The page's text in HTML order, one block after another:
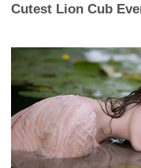
Cutest Lion Cub